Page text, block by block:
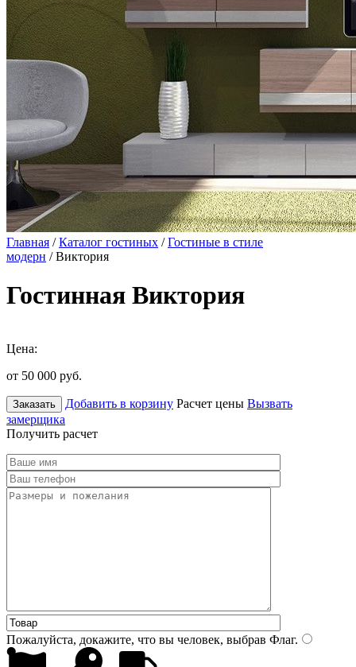
Главная /Каталог гостиных /Гостиные в стиле
модерн / Виктория
Гостинная Виктория
Цена:
от 50 000 руб.
Заказать Добавить в корзину Расчет цены Вызвать
замерщика
Получить расчет
Пожалуйста, докажите, что вы человек, выбрав Флаг.